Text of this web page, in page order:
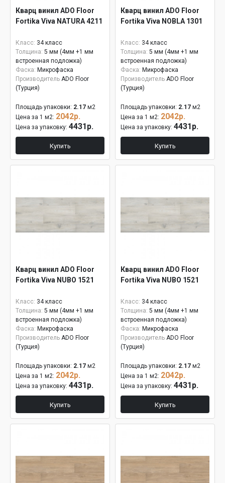
Кварц винил ADO Floor
Fortika Viva NATURA 4211
Класс: 34 класс
Толщина: 5 мм (4мм +1 мм
встроенная подложка)
Фаска: Микрофаска
Производитель ADO Floor
(Турция)
Площадь упаковки: 2.17 м2
Цена за 1 м2: 2042р.
Цена за упаковку: 4431р.
Купить
Кварц винил ADO Floor
Fortika Viva NOBLA 1301
Класс: 34 класс
Толщина: 5 мм (4мм +1 мм
встроенная подложка)
Фаска: Микрофаска
Производитель ADO Floor
(Турция)
Площадь упаковки: 2.17 м2
Цена за 1 м2: 2042р.
Цена за упаковку: 4431р.
Купить
Кварц винил ADO Floor
Fortika Viva NUBO 1521
Класс: 34 класс
Толщина: 5 мм (4мм +1 мм
встроенная подложка)
Фаска: Микрофаска
Производитель ADO Floor
(Турция)
Площадь упаковки: 2.17 м2
Цена за 1 м2: 2042р.
Цена за упаковку: 4431р.
Купить
Кварц винил ADO Floor
Fortika Viva NUBO 1521
Класс: 34 класс
Толщина: 5 мм (4мм +1 мм
встроенная подложка)
Фаска: Микрофаска
Производитель ADO Floor
(Турция)
Площадь упаковки: 2.17 м2
Цена за 1 м2: 2042р.
Цена за упаковку: 4431р.
Купить